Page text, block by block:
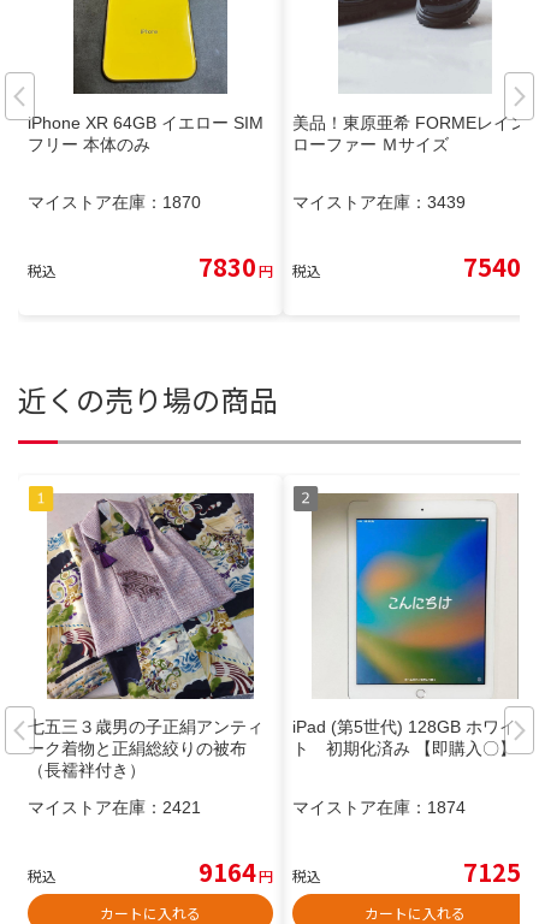
iPhone XR 64GB イエロー SIM
フリー 本体のみ
マイストア在庫： 1870
税込 7830円
美品！東原亜希 FORMEレイン
ローファー Ｍサイズ
マイストア在庫： 3439
税込 7540
近くの売り場の商品
七五三３歳男の子正絹アンティ
ーク着物と正絹総絞りの被布
（長襦袢付き）
マイストア在庫： 2421
税込 9164円
カートに入れる
iPad (第5世代) 128GB ホワイ
ト 初期化済み 【即購入〇】
マイストア在庫： 1874
税込 7125
カートに入れる